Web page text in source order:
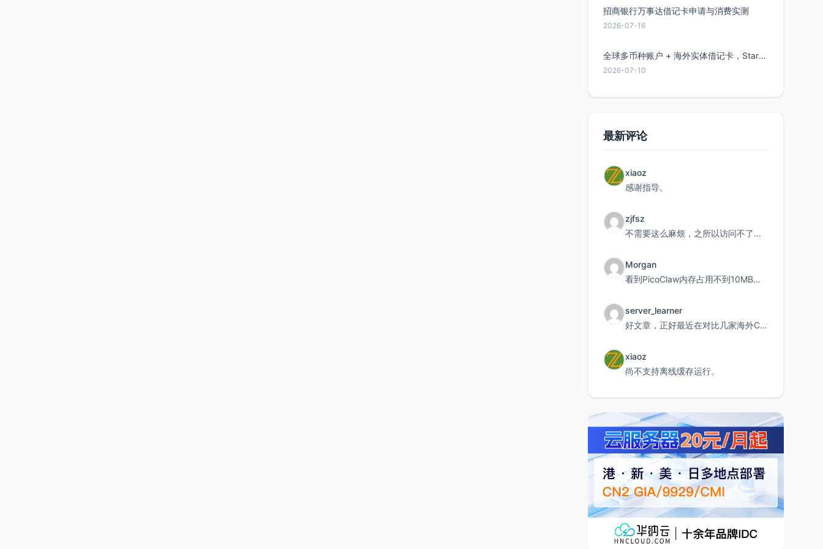
招商银行万事达借记卡申请与消费实测
2026-07-16
全球多币种账户 + 海外实体借记卡，Starryblu开户教程与注意事项
2026-07-10
最新评论
xiaoz
感谢指导。
zjfsz
不需要这么麻烦，之所以访问不了，是由于非对称路由的问题，在爱快主路由添加一条静态路由192.168.
Morgan
看到PicoClaw内存占用不到10MB这个数据真的很惊喜，确实很适合我这种想用旧设备折腾AI的小白
server_learner
好文章，正好最近在对比几家海外CDN。文中提到CF免费版不支持自定义回源端口和HOST这个痛点太真实
xiaoz
尚不支持离线缓存运行。